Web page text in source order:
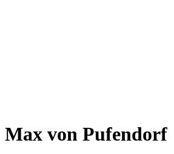
Max von Pufendorf